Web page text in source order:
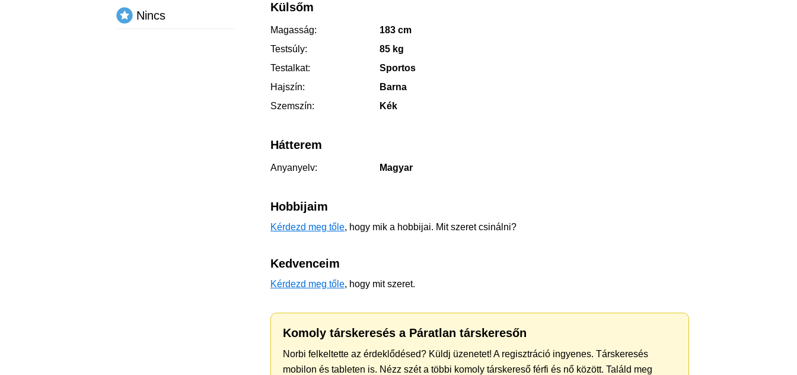
Külsőm
Magasság:
183 cm
Testsúly:
85 kg
Testalkat:
Sportos
Hajszín:
Barna
Szemszín:
Kék
Hátterem
Anyanyelv: Magyar
Hobbijaim
Kérdezd meg tőle, hogy mik a hobbijai. Mit szeret csinálni?
Kedvenceim
Kérdezd meg tőle, hogy mit szeret.
Komoly társkeresés a Páratlan társkeresőn
Norbi felkeltette az érdeklődésed? Küldj üzenetet! A regisztráció ingyenes. Társkeresés
mobilon és tableten is. Nézz szét a többi komoly társkereső férfi és nő között. Találd meg
Nincs